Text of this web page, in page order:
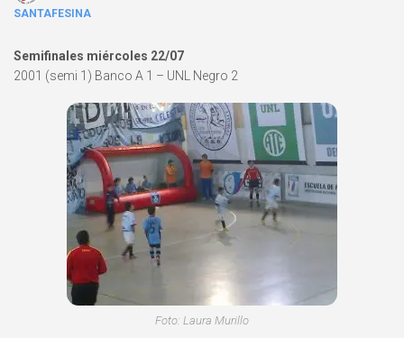
SANTAFESINA
Semifinales miércoles 22/07
2001 (semi 1) Banco A 1 – UNL Negro 2
Foto: Laura Murillo